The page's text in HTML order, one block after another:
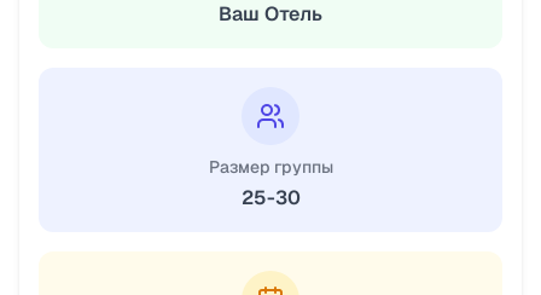
Ваш Отель
Размер группы
25-30